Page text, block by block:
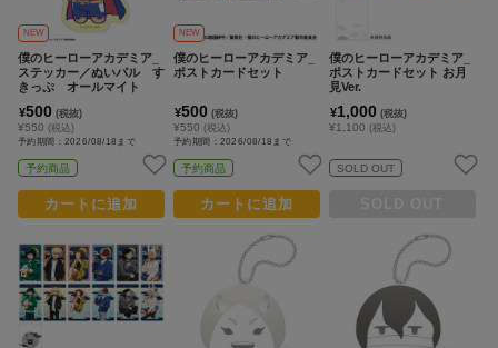
NEW
僕のヒーローアカデミア_
ステッカー／ぬいパル す
きっぷ オールマイト
¥500 (税抜)
¥550 (税込)
予約期間：2026/08/18まで
予約商品
カートに追加
NEW
僕のヒーローアカデミア_
ポストカードセット
¥500 (税抜)
¥550 (税込)
予約期間：2026/08/18まで
予約商品
カートに追加
僕のヒーローアカデミア_
ポストカードセット お月
見Ver.
¥1,000 (税抜)
¥1,100 (税込)
SOLD OUT